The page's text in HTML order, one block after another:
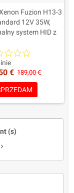
Fuzion H13-3
12V 35W,
system HID z
drogowych przez
mechanizm H13-
Digital
Line 35W, lampy
H13-3, wiązka
AMP i
i instrukcję.
gwarancja, lampy
€ 189,00 €
(s)
navigate_next